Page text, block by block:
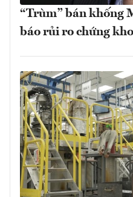
“Trùm” bán khống
báo rủi ro chứng